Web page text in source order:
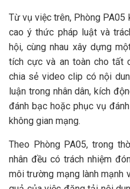
Từ vụ việc trên, Phòng PA05
cao ý thức pháp luật và
hội, cùng nhau xây dựng
tích cực và an toàn cho tất
chia sẻ video clip có nội
luận trong nhân dân, kích
đánh bạc hoặc phục vụ
không gian mạng.
Theo Phòng PA05, trong
nhân đều có trách nhiệm
môi trường mạng lành mạnh